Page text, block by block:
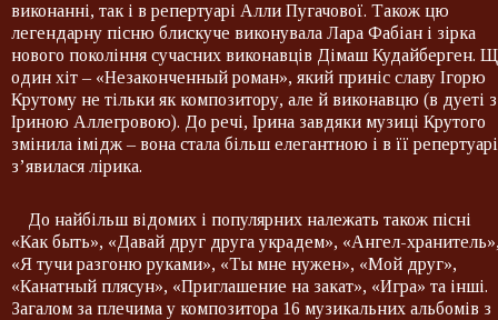
виконанні, так і в репертуарі Алли Пугачової. Також цю
легендарну пісню блискуче виконувала Лара Фабіан і зірка
нового покоління сучасних виконавців Дімаш Кудайберген.
один хіт – «Незаконченный роман», який приніс славу Ігорю
Крутому не тільки як композитору, але й виконавцю (в дуеті з
Іриною Аллегровою). До речі, Ірина завдяки музиці Крутого
змінила імідж – вона стала більш елегантною і в її репертуарі
з’явилася лірика.
До найбільш відомих і популярних належать також пісні
«Как быть», «Давай друг друга украдем», «Ангел-
«Я тучи разгоню руками», «Ты мне нужен», «Мой друг»,
«Канатный плясун», «Приглашение на закат», «Игра» та інші.
Загалом за плечима у композитора 16 музикальних альбомів з